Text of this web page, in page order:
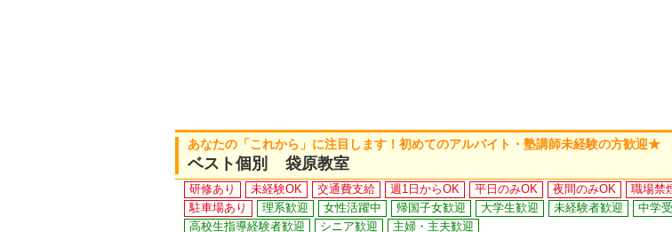
あなたの「これから」に注目します！初めてのアルバイト・塾講師未経験の方歓迎★
ベスト個別 袋原教室
研修あり 未経験OK 交通費支給 週1日からOK 平日のみOK 夜間のみOK 職場禁
駐車場あり
理系歓迎 女性活躍中 帰国子女歓迎 大学生歓迎 未経験者歓迎
中学
高校生指導経験者歓迎
シニア歓迎 主婦・主夫歓迎